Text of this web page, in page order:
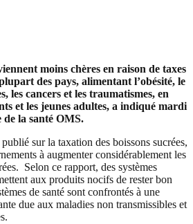
moins chères en raison de taxes
des pays, alimentant l’obésité, le
les cancers et les traumatismes, en
et les jeunes adultes, a indiqué mardi
la santé OMS.
sur la taxation des boissons sucrées,
à augmenter considérablement les
Selon ce rapport, des systèmes
aux produits nocifs de rester bon
de santé sont confrontés à une
due aux maladies non transmissibles et